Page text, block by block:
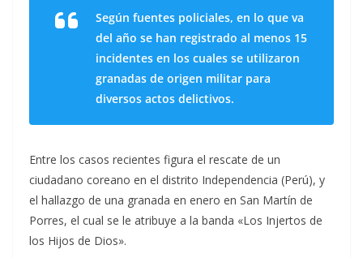
Según fuentes policiales, en lo que va
del año se han registrado al menos 15
incidentes en los cuales se utilizaron
granadas de origen militar para
diversos actos delictivos.
Entre los casos recientes figura el rescate de un
ciudadano coreano en el distrito Independencia (Perú), y
el hallazgo de una granada en enero en San Martín de
Porres, el cual se le atribuye a la banda «Los Injertos de
los Hijos de Dios».